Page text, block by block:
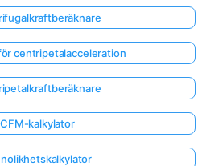
centripetalacceleration
kalkylator